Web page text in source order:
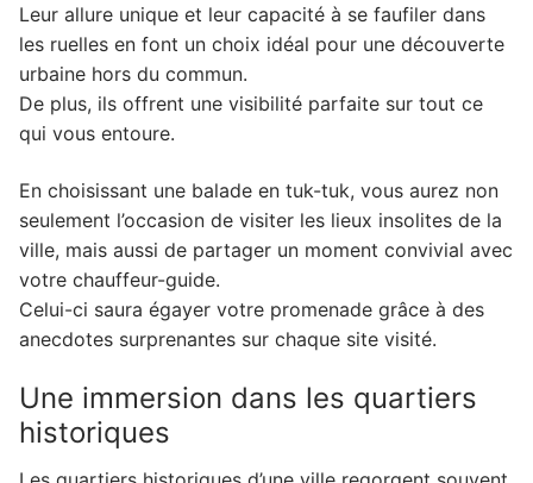
5. Personnaliser sa visite guidée
6. Un circuit adapté aux familles
7. S'émerveiller devant des lieux insolites
8. Adopter un mode de vie écoresponsable
9. Optimiser son séjour en mixant les
expériences
10. Rencontre avec des artisans locaux
11. Dernières recommandations pour une
expérience réussie
Leur allure unique et leur capacité à se faufiler dans
les ruelles en font un choix idéal pour une découverte
urbaine hors du commun.
De plus, ils offrent une visibilité parfaite sur tout ce
qui vous entoure.
En choisissant une balade en tuk-tuk, vous aurez non
seulement l’occasion de visiter les lieux insolites de la
ville, mais aussi de partager un moment convivial avec
votre chauffeur-guide.
Celui-ci saura égayer votre promenade grâce à des
anecdotes surprenantes sur chaque site visité.
Une immersion dans les quartiers
historiques